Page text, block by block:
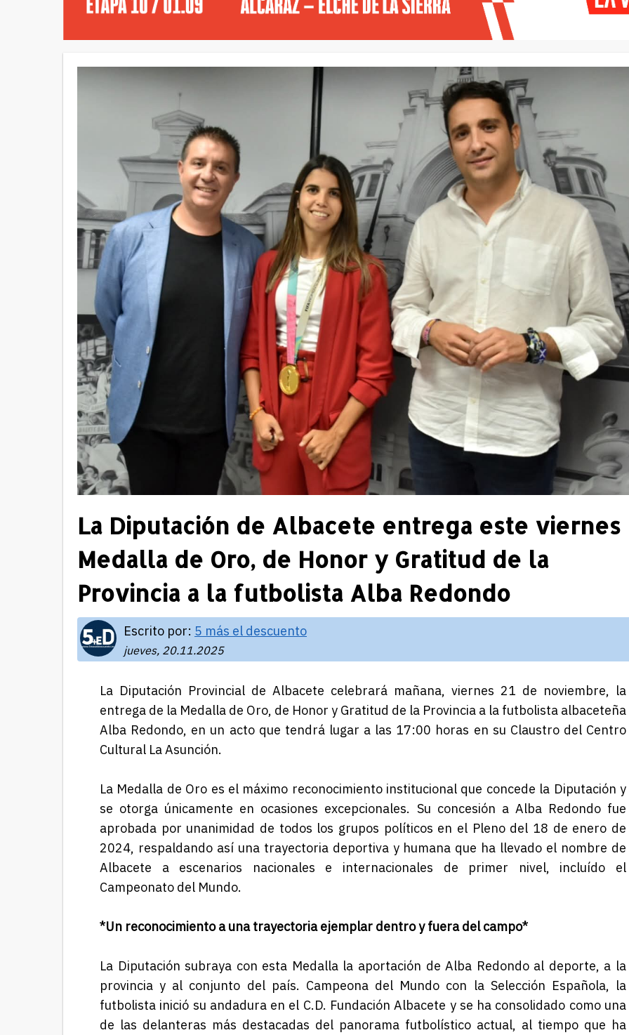
La Diputación de Albacete entrega este viernes
Medalla de Oro, de Honor y Gratitud de la
Provincia a la futbolista Alba Redondo
Escrito por: 5 más el descuento
jueves, 20.11.2025
La Diputación Provincial de Albacete celebrará mañana, viernes 21 de noviembre, la
entrega de la Medalla de Oro, de Honor y Gratitud de la Provincia a la futbolista albaceteña
Alba Redondo, en un acto que tendrá lugar a las 17:00 horas en su Claustro del Centro
Cultural La Asunción.
La Medalla de Oro es el máximo reconocimiento institucional que concede la Diputación y
se otorga únicamente en ocasiones excepcionales. Su concesión a Alba Redondo fue
aprobada por unanimidad de todos los grupos políticos en el Pleno del 18 de enero de
2024, respaldando así una trayectoria deportiva y humana que ha llevado el nombre de
Albacete a escenarios nacionales e internacionales de primer nivel, incluído el
Campeonato del Mundo.
*Un reconocimiento a una trayectoria ejemplar dentro y fuera del campo*
La Diputación subraya con esta Medalla la aportación de Alba Redondo al deporte, a la
provincia y al conjunto del país. Campeona del Mundo con la Selección Española, la
futbolista inició su andadura en el C.D. Fundación Albacete y se ha consolidado como una
de las delanteras más destacadas del panorama futbolístico actual, al tiempo que ha